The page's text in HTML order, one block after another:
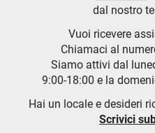
dal nostro
Vuoi ricevere
Chiamaci al
Siamo attivi dal
9:00-18:00 e la
Hai un locale e desideri
Scrivici